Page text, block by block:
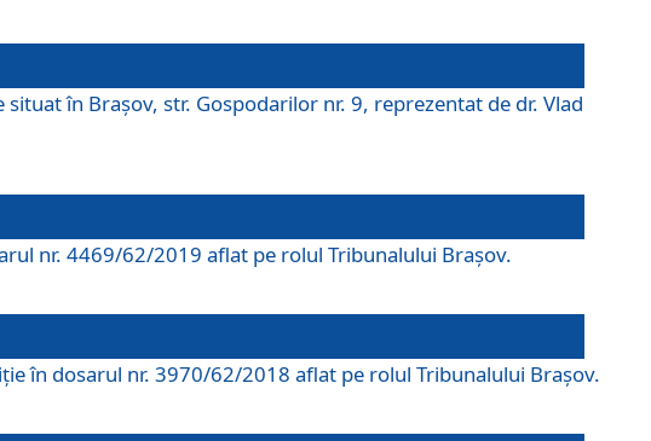
în Braşov, str. Gospodarilor nr. 9, reprezentat de dr. Vlad
nr. 4469/62/2019 aflat pe rolul Tribunalului Braşov.
în dosarul nr. 3970/62/2018 aflat pe rolul Tribunalului Braşov.